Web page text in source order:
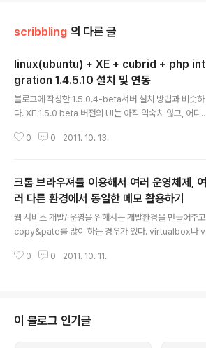
scribbling 의 다른 글
linux(ubuntu) + XE + cubrid + php
gration 1.4.5.10 설치 및 연동
블로그에 작성한 1.5.0.4-beta서버 설치 방법과 비슷하
다. XE 1.5.0 beta 버전의 UI는 아직 익숙치 않고, 어디
게 나을 것 같아.. 1.4.5.10으로 설치하는 것으로 하고, cu
만든다. (큐브리드는 버전에 영향을 받으니. 늘 버젼을 기
해야 한다. 하위 호환성을 절대 생각하면 안됨.) $ sudo a
dd-apt-repository ppa:cubrid/cubrid-8.4.0 $
do apt-get update $ sudo apt-get install cubrid
http://www.cubri..
0 0 2011. 10. 13.
크롬 브라우져를 이용해서 여러 운영체제, 여
러 다른 환경에서 동일한 메모 활용하기
웹 서비스 개발/ 운영을 위해서는 개발환경을 만들어주고
copy&pate를 많이 하는 경우가 있다. virtualbox나 v
에서 테스트를 할 때, main os 간의 내용을 서로 전달할
용할 수 있는 방법을 제공하고 있다. http://www.googl
e.com/support/chrome/bin/answer.py?answer=
0 0 2011. 10. 11.
이 블로그 인기글